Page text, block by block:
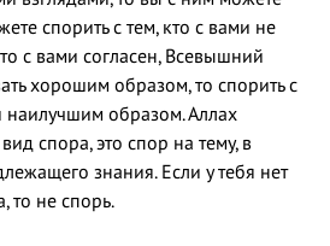
спорить с тем, кто с вами не
с вами согласен, Всевышний
хорошим образом, то спорить с
наилучшим образом. Аллах
спора, это спор на тему, в
знания. Если у тебя нет
то не спорь.